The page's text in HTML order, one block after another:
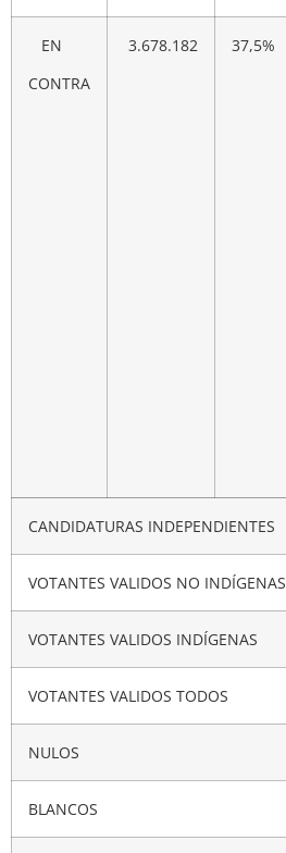
EN
CONTRA
3.678.182 37,5%
CANDIDATURAS INDEPENDIENTES
VOTANTES VALIDOS NO INDÍGENAS
VOTANTES VALIDOS INDÍGENAS
VOTANTES VALIDOS TODOS
NULOS
BLANCOS